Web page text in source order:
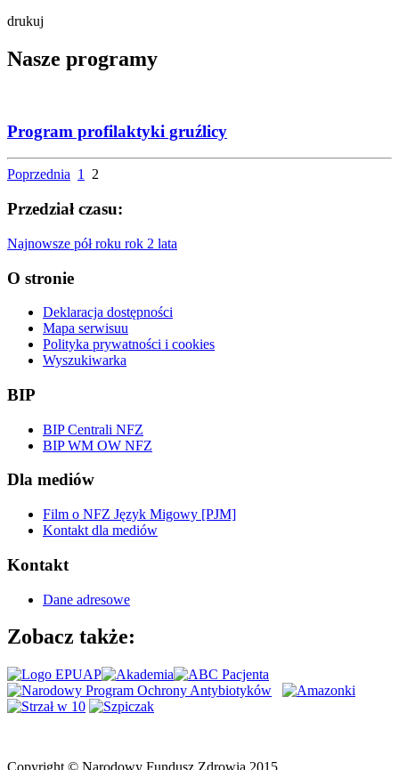
drukuj
Nasze programy
Program profilaktyki gruźlicy
Poprzednia 1 2
Przedział czasu:
Najnowsze pół roku rok 2 lata
O stronie
Deklaracja dostępności
Mapa serwisuu
Polityka prywatności i cookies
Wyszukiwarka
BIP
BIP Centrali NFZ
BIP WM OW NFZ
Dla mediów
Film o NFZ Język Migowy [PJM]
Kontakt dla mediów
Kontakt
Dane adresowe
Zobacz także: